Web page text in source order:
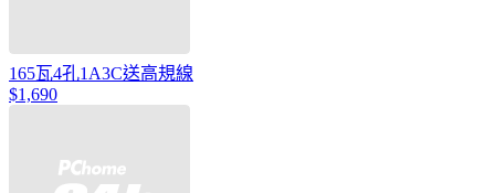
165瓦4孔1A3C送高規線
$1,690